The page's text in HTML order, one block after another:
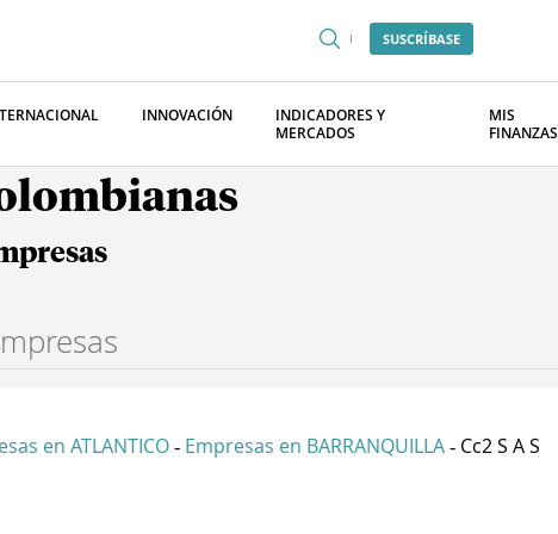
SUSCRÍBASE
INNOVACIÓN
INDICADORES Y
MERCADOS
MIS
FINANZAS
en ATLANTICO - Empresas en BARRANQUILLA - Cc2 S A S